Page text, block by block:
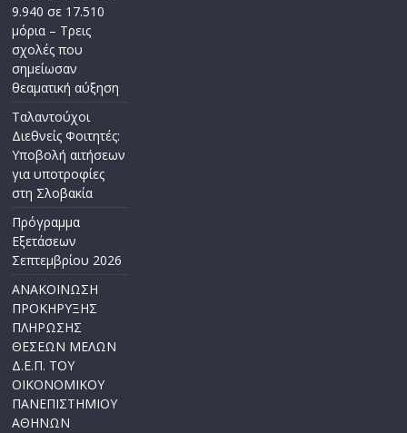
9.940 σε 17.510
μόρια – Τρεις
σχολές που
σημείωσαν
θεαματική αύξηση
Ταλαντούχοι
Διεθνείς Φοιτητές:
Υποβολή αιτήσεων
για υποτροφίες
στη Σλοβακία
Πρόγραμμα
Εξετάσεων
Σεπτεμβρίου 2026
ΑΝΑΚΟΙΝΩΣΗ
ΠΡΟΚΗΡΥΞΗΣ
ΠΛΗΡΩΣΗΣ
ΘΕΣΕΩΝ ΜΕΛΩΝ
Δ.Ε.Π. ΤΟΥ
ΟΙΚΟΝΟΜΙΚΟΥ
ΠΑΝΕΠΙΣΤΗΜΙΟΥ
ΑΘΗΝΩΝ